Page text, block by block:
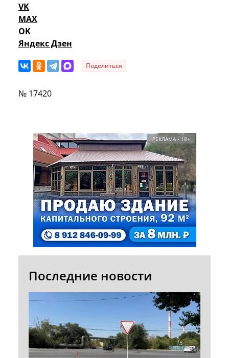
VK
MAX
OK
Яндекс Дзен
Поделиться
№ 17420
РЕКЛАМА • 18+
Последние новости